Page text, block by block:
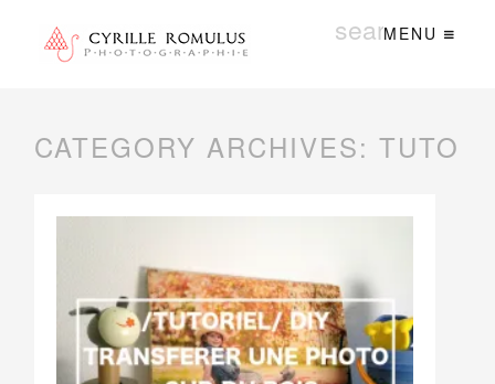
MENU
CATEGORY ARCHIVES: TUTO